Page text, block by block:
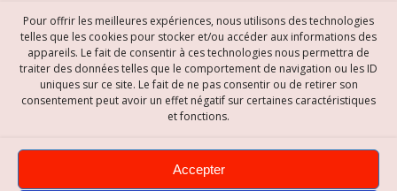
Pour offrir les meilleures expériences, nous utilisons des technologies
telles que les cookies pour stocker et/ou accéder aux informations des
appareils. Le fait de consentir à ces technologies nous permettra de
traiter des données telles que le comportement de navigation ou les ID
uniques sur ce site. Le fait de ne pas consentir ou de retirer son
consentement peut avoir un effet négatif sur certaines caractéristiques
et fonctions.
Accepter
1 2 ... 10 ►